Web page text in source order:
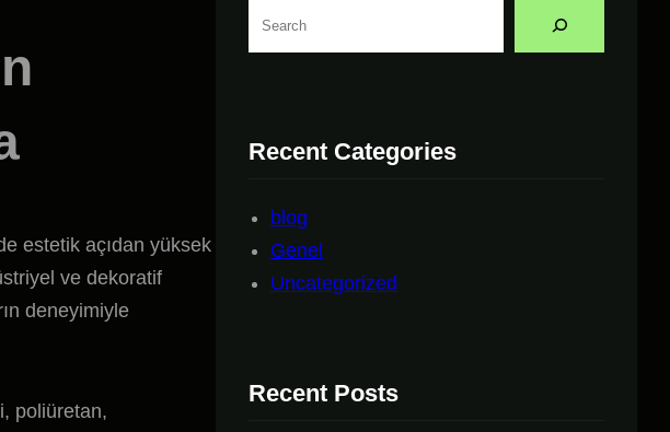
estetik açıdan yüksek
ve dekoratif
deneyimiyle
poliüretan,
Recent Categories
blog
Genel
Uncategorized
Recent Posts